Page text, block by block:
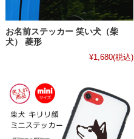
お名前ステッカー 笑い犬（柴
犬） 菱形
¥1,680(税込)